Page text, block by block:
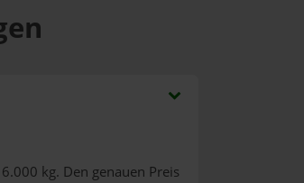
kg. Den genauen Preis